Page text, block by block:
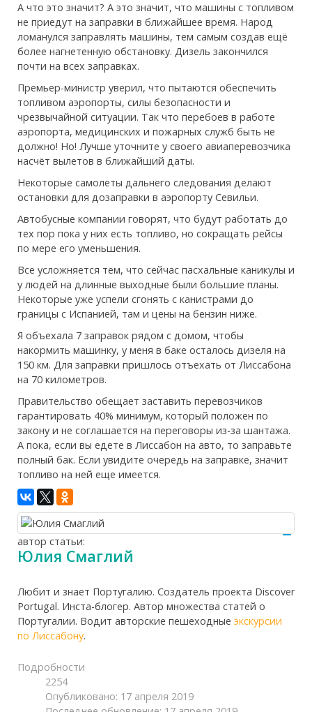
А что это значит? А это значит, что машины с топливом
не приедут на заправки в ближайшее время. Народ
ломанулся заправлять машины, тем самым создав ещё
более нагнетенную обстановку. Дизель закончился
почти на всех заправках.
Премьер-министр уверил, что пытаются обеспечить
топливом аэропорты, силы безопасности и
чрезвычайной ситуации. Так что перебоев в работе
аэропорта, медицинских и пожарных служб быть не
должно! Но! Лучше уточните у своего авиаперевозчика
насчёт вылетов в ближайший даты.
Некоторые самолеты дальнего следования делают
остановки для дозаправки в аэропорту Севильи.
Автобусные компании говорят, что будут работать до
тех пор пока у них есть топливо, но сокращать рейсы
по мере его уменьшения.
Все усложняется тем, что сейчас пасхальные каникулы и
у людей на длинные выходные были большие планы.
Некоторые уже успели сгонять с канистрами до
границы с Испанией, там и цены на бензин ниже.
Я объехала 7 заправок рядом с домом, чтобы
накормить машинку, у меня в баке осталось дизеля на
150 км. Для заправки пришлось отъехать от Лиссабона
на 70 километров.
Правительство обещает заставить перевозчиков
гарантировать 40% минимум, который положен по
закону и не соглашается на переговоры из-за шантажа.
А пока, если вы едете в Лиссабон на авто, то заправьте
полный бак. Если увидите очередь на заправке, значит
топливо на ней еще имеется.
автор статьи:
Юлия Смаглий
Любит и знает Португалию. Создатель проекта Discover
Portugal. Инста-блогер. Автор множества статей о
Португалии. Водит авторские пешеходные экскурсии
по Лиссабону.
Подробности
2254
Опубликовано: 17 апреля 2019